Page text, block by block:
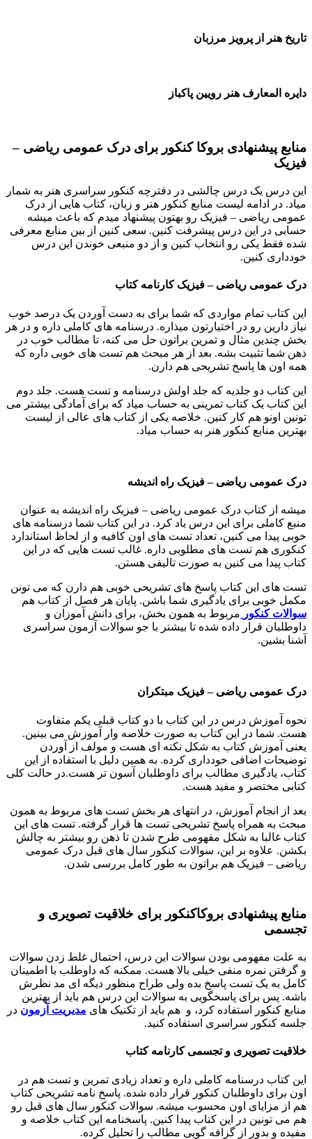
تاریخ هنر از پرویز مرزبان
دایره المعارف هنر رویین پاکباز
منابع پیشنهادی بروکا کنکور برای درک عمومی ریاضی –
فیزیک
این درس یک درس چالشی در دفترچه کنکور سراسری هنر به شمار
میاد. در ادامه لیست منابع کنکور هنر و زبان، کتاب هایی از درک
عمومی ریاضی – فیزیک رو بهتون پیشنهاد میدم که باعث میشه
حسابی در این درس پيشرفت کنین. سعی کنین از بین منابع معرفی
شده فقط یکی رو انتخاب کنین و از دو منبعی خوندن این درس
خودداری کنین.
درک عمومی ریاضی–فیزیک کارنامه کتاب
این کتاب تمام مواردی که شما برای به دست آوردن یک درصد خوب
نیاز دارین رو در اختیارتون میذاره. درسنامه های کاملی داره و در هر
بخش چندین مثال و تمرین براتون حل می کنه، تا مطالب خوب در
ذهن شما تثبیت بشه. بعد از هر مبحث هم تست های خوبی داره که
همه اون ها پاسخ تشریحی هم دارن.
این کتاب دو جلدیه که جلد اولش درسنامه و تست هست. جلد دوم
این کتاب یک کتاب تمرینی به حساب میاد که برای آمادگی بیشتر می
تونین اونو هم کار کنین. خلاصه یکی از کتاب های عالی از لیست
بهترین منابع کنکور هنر به حساب میاد.
درک عمومی ریاضی–فیزیک راه اندیشه
میشه از کتاب درک عمومی ریاضی – فیزیک راه اندیشه به عنوان
منبع کاملی برای این درس یاد کرد. در این کتاب شما درسنامه های
خوبی پیدا می کنین، تعداد تست های اون کافیه و از لحاظ استاندارد
کنکوری هم تست های مطلوبی داره. غالب تست هایی که در این
کتاب پیدا می کنین به صورت تالیفی هستن.
تست های این کتاب پاسخ های تشریحی خوبی هم دارن که می تونن
مکمل خوبی برای یادگیری شما باشن. پایان هر فصل از کتاب هم
سوالات کنکور مربوط به همون بخش، برای دانش آموزان و
داوطلبان قرار داده شده تا بیشتر با جو سوالات آزمون سراسری
آشنا بشین.
درک عمومی ریاضی–فیزیک مبتکران
نحوه آموزش درس در این کتاب با دو کتاب قبلی یکم متفاوت
هست. شما در این کتاب به صورت خلاصه وار آموزش می بینین.
یعنی آموزش کتاب به شکل نکته ای هست و مولف از آوردن
توضیحات اضافی خودداری کرده. به همین دلیل با استفاده از این
کتاب، یادگیری مطالب برای داوطلبان آسون تر هست.در حالت کلی
کتابی مختصر و مفید هست.
بعد از انجام آموزش، در انتهای هر بخش تست های مربوط به همون
مبحث به همراه پاسخ تشریحی تست ها قرار گرفته. تست های این
کتاب غالبا به شکل مفهومی طرح شدن تا ذهن رو بیشتر به چالش
بکشن. علاوه بر این، سوالات کنکور سال های قبل درک عمومی
ریاضی – فیزیک هم براتون به طور کامل بررسی شدن.
منابع پیشنهادی بروکاکنکور برای خلاقیت تصویری و
تجسمی
به علت مفهومی بودن سوالات این درس، احتمال غلط زدن سوالات
و گرفتن نمره منفی خیلی بالا هست. ممکنه که داوطلب با اطمینان
کامل به یک تست پاسخ بده ولی طراح منظور دیگه ای مد نظرش
باشه. پس برای پاسخگویی به سوالات این درس هم باید از بهترین
منابع کنکور استفاده کرد، و هم باید از تکنیک های مدیریت آزمون در
جلسه کنکور سراسری استفاده کنید.
خلاقیت تصویری و تجسمی کارنامه کتاب
این کتاب درسنامه کاملی داره و تعداد زیادی تمرین و تست هم در
اون برای داوطلبان کنکور قرار داده شده. پاسخ نامه تشریحی کتاب
هم از مزایای اون محسوب میشه. سوالات کنکور سال های قبل رو
هم می تونین در این کتاب پیدا کنین. پاسخنامه این کتاب خلاصه و
مفیده و بدور از گزافه گویی مطالب را تحلیل کرده.